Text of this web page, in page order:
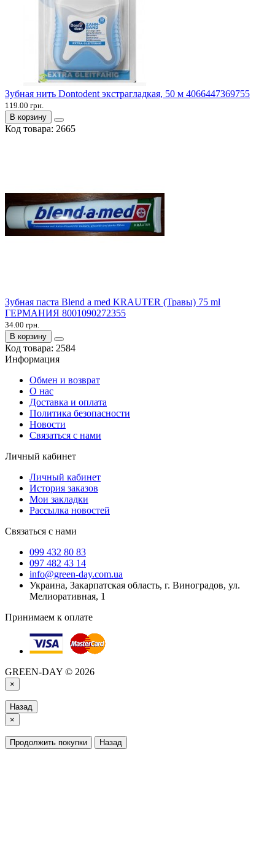
Зубная нить Dontodent экстрагладкая, 50 м 4066447369755
119.00 грн.
В корзину
Код товара: 2665
Зубная паста Blend a med KRAUTER (Травы) 75 ml
ГЕРМАНИЯ 8001090272355
34.00 грн.
В корзину
Код товара: 2584
Информация
Обмен и возврат
О нас
Доставка и оплата
Политика безопасности
Новости
Связаться с нами
Личный кабинет
Личный кабинет
История заказов
Мои закладки
Рассылка новостей
Связаться с нами
099 432 80 83
097 482 43 14
info@green-day.com.ua
Украина, Закарпатская область, г. Виноградов, ул.
Мелиоративная, 1
Принимаем к оплате
GREEN-DAY © 2026
×
Назад
×
Продолжить покупки Назад